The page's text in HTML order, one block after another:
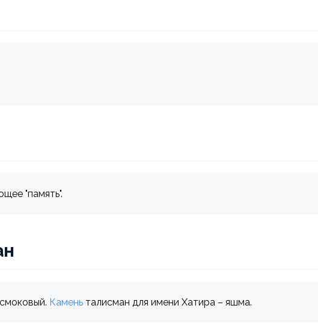
"память".
Камень талисман для имени Хатира – яшма.